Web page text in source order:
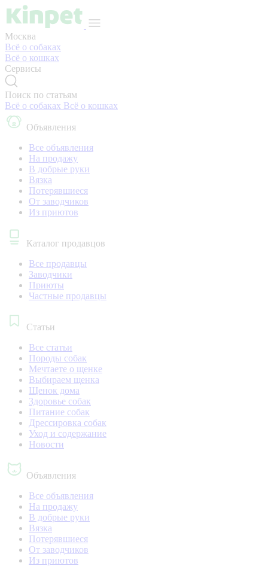
Москва
Всё о собаках
Всё о кошках
Сервисы
Поиск по статьям
Всё о собаках Всё о кошках
Объявления
Все объявления
На продажу
В добрые руки
Вязка
Потерявшиеся
От заводчиков
Из приютов
Каталог продавцов
Все продавцы
Заводчики
Приюты
Частные продавцы
Статьи
Все статьи
Породы собак
Мечтаете о щенке
Выбираем щенка
Щенок дома
Здоровье собак
Питание собак
Дрессировка собак
Уход и содержание
Новости
Объявления
Все объявления
На продажу
В добрые руки
Вязка
Потерявшиеся
От заводчиков
Из приютов